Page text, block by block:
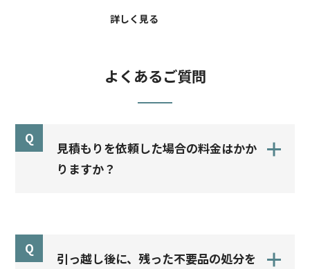
詳しく見る
よくあるご質問
Q
見積もりを依頼した場合の料金はかか
りますか？
Q
引っ越し後に、残った不要品の処分を